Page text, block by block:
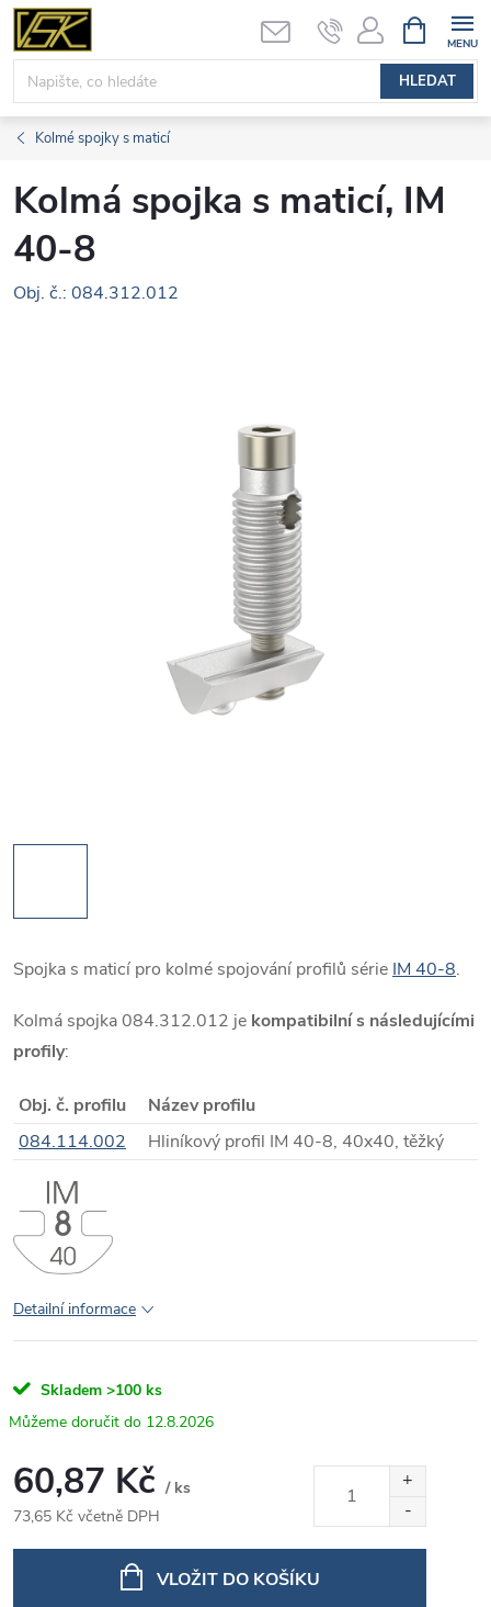
Přejít
obsah
HLEDAT
NÁKUPNÍ
KOŠÍK
Kolmé spojky s maticí
Kolmá spojka s maticí, IM
40-8
Obj. č.: 084.312.012
Spojka s maticí pro kolmé spojování profilů série IM 40-8.
Kolmá spojka 084.312.012 je kompatibilní s následujícími
profily:
Obj. č. profilu
Název profilu
084.114.002
Hliníkový profil IM 40-8, 40x40, těžký
Detailní informace
Skladem >100 ks
12.8.2026
60,87 Kč / ks
73,65 Kč včetně DPH
VLOŽIT DO KOŠÍKU